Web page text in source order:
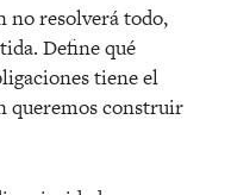
no resolverátodo,
Define qué
tiene el
queremos construir